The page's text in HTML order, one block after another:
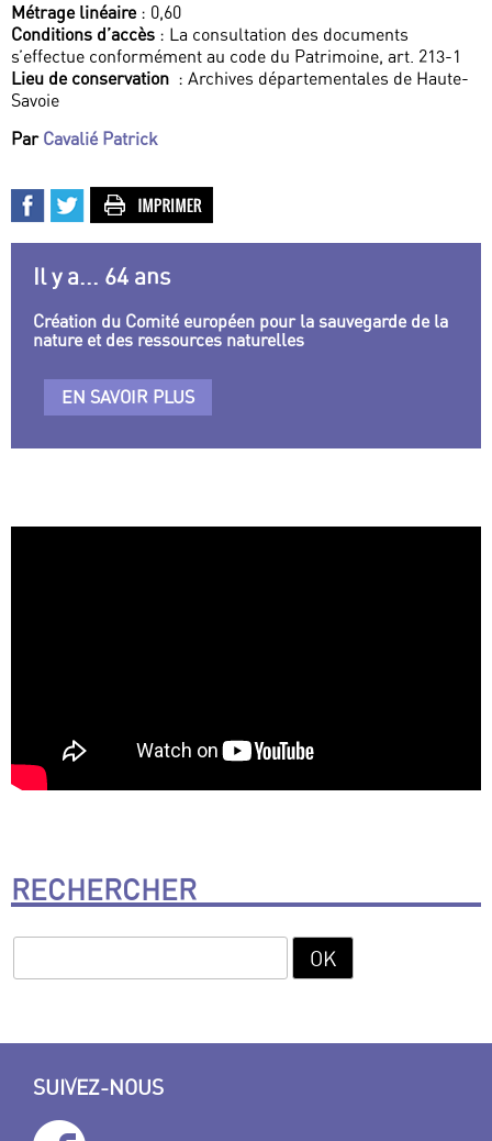
Métrage linéaire: 0,60
Conditions d’accès : La consultation des documents
s’effectue conformément au code du Patrimoine, art. 213-1
Lieu de conservation : Archives départementales de Haute-
Savoie
Par Cavalié Patrick
Il y a... 64 ans
Création du Comité européen pour la sauvegarde de la
nature et des ressources naturelles
EN SAVOIR PLUS
RECHERCHER
SUIVEZ-NOUS